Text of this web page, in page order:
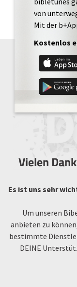
von
Mit der
Kostenlos
Vielen
Es ist uns sehr
Um unseren
anbieten zu
bestimmte
DEINE